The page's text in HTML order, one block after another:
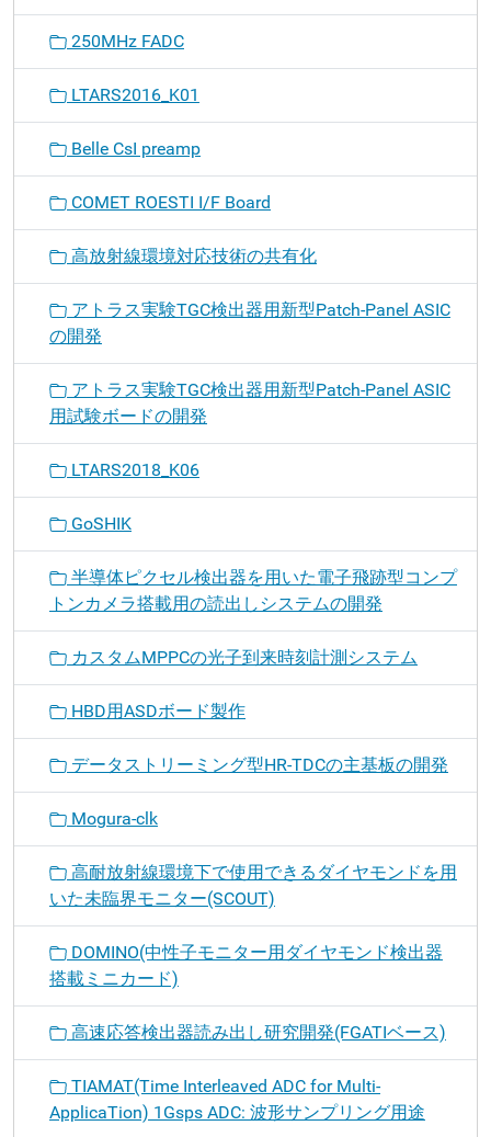
250MHz FADC
LTARS2016_K01
Belle CsI preamp
COMET ROESTI I/F Board
高放射線環境対応技術の共有化
アトラス実験TGC検出器用新型Patch-Panel ASIC
の開発
アトラス実験TGC検出器用新型Patch-Panel ASIC
用試験ボードの開発
LTARS2018_K06
GoSHIK
半導体ピクセル検出器を用いた電子飛跡型コンプ
トンカメラ搭載用の読出しシステムの開発
カスタムMPPCの光子到来時刻計測システム
HBD用ASDボード製作
データストリーミング型HR-TDCの主基板の開発
Mogura-clk
高耐放射線環境下で使用できるダイヤモンドを用
いた未臨界モニター(SCOUT)
DOMINO(中性子モニター用ダイヤモンド検出器
搭載ミニカード)
高速応答検出器読み出し研究開発(FGATIベース)
TIAMAT(Time Interleaved ADC for Multi-
ApplicaTion) 1Gsps ADC: 波形サンプリング用途